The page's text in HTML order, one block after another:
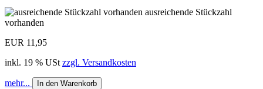
ausreichende Stückzahl
vorhanden
EUR 11,95
inkl. 19 % USt zzgl. Versandkosten
mehr... In den Warenkorb